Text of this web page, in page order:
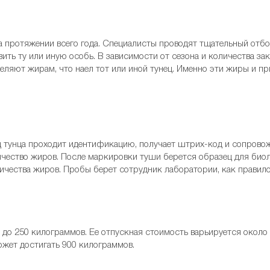
протяжении всего года. Специалисты проводят тщательный
ту или иную особь. В зависимости от сезона и количества
жирам, что наел тот или иной тунец. Именно эти жиры и
проходит идентификацию, получает штрих-код и
жиров. После маркировки туши берется образец для
жиров. Пробы берет сотрудник лаборатории, как
250 килограммов. Ее отпускная стоимость варьируется
достигать 900 килограммов.